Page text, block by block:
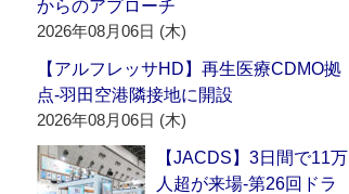
からのアプローチ
2026年08月06日 (木)
【アルフレッサHD】再生医療CDMO拠
点‐羽田空港隣接地に開設
2026年08月06日 (木)
【JACDS】3日間で11万
人超が来場‐第26回ドラ